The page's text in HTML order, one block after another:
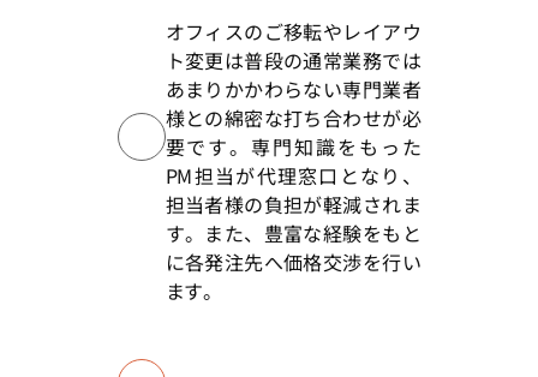
オフィスのご移転やレイアウ
ト変更は普段の通常業務では
あまりかかわらない専門業者
様との綿密な打ち合わせが必
要です。専門知識をもった
PM担当が代理窓口となり、
担当者様の負担が軽減されま
す。また、豊富な経験をもと
に各発注先へ価格交渉を行い
ます。